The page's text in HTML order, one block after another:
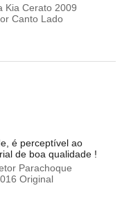
Kia Cerato 2009
Canto Lado
é perceptível ao
de boa qualidade !
Parachoque
Original